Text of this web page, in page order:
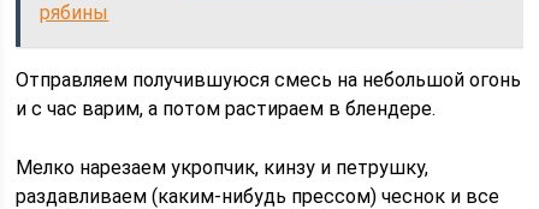
рябины
Отправляем получившуюся смесь на небольшой огонь
и с час варим, а потом растираем в блендере.
Мелко нарезаем укропчик, кинзу и петрушку,
раздавливаем (каким-нибудь прессом) чеснок и все